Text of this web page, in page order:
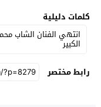
كلمات دليلية
انتهي الفنان الشاب
الكبير
رابط مختصر